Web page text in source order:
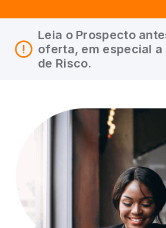
Leia o Prospecto
oferta, em especial a
de Risco.